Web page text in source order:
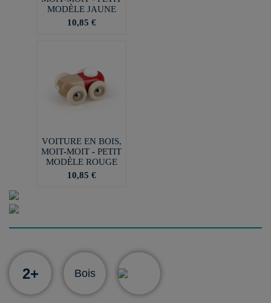
MODÈLE JAUNE
10,85 €
VOITURE EN BOIS,
MOIT-MOIT - PETIT
MODÈLE ROUGE
10,85 €
2+ Bois